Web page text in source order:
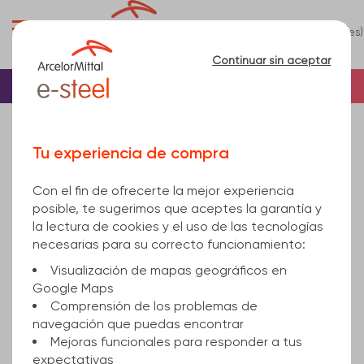
(es)
Inicio Chapa de acero
Chapa,S235JR+AR-CAT.A EN 10025-2
2x1250x2500mm
Continuar sin aceptar
Tu experiencia de compra
Con el fin de ofrecerte la mejor experiencia
posible, te sugerimos que aceptes la garantía y
la lectura de cookies y el uso de las tecnologías
necesarias para su correcto funcionamiento:
Visualización de mapas geográficos en
Google Maps
Comprensión de los problemas de
navegación que puedas encontrar
Mejoras funcionales para responder a tus
expectativas